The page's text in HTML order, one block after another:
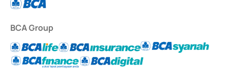
BCA Group